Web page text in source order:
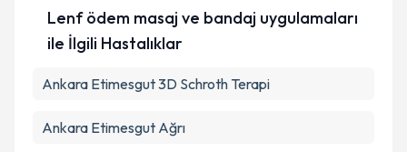
Lenf ödem masaj ve bandaj uygulamaları
ile İlgili Hastalıklar
Ankara Etimesgut 3D Schroth Terapi
Ankara Etimesgut Ağrı